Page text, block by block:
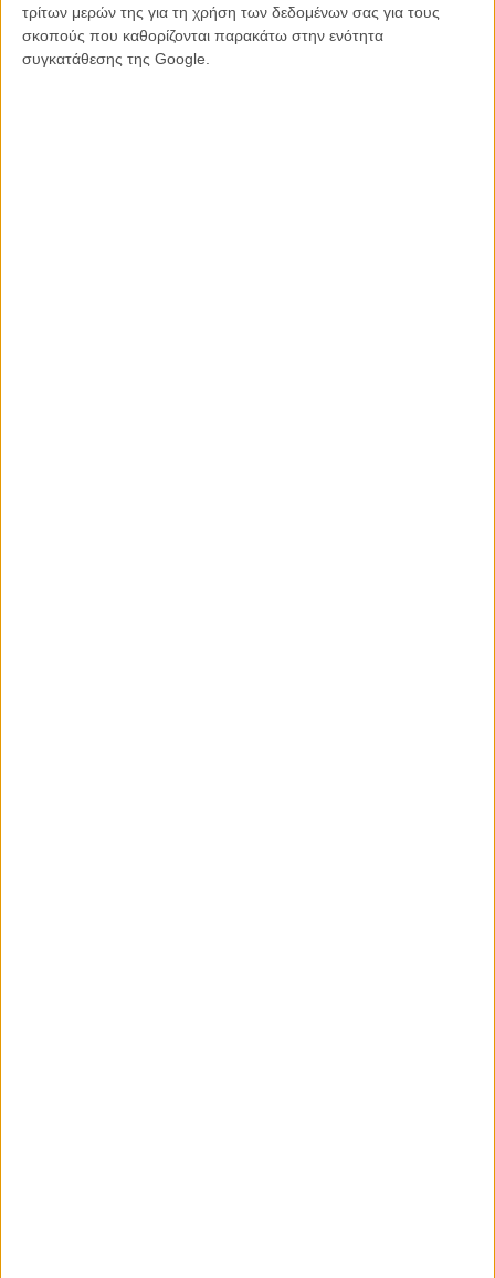
τρίτων μερών της για τη χρήση των δεδομένων σας για τους
σκοπούς που καθορίζονται παρακάτω στην ενότητα
συγκατάθεσης της Google.
Η κάμερα βρίσκεται τρίτος συνοδοιπόρος στο ταξίδι τους, με λήψεις
που αποθεώνουν το τοπίο αλλά και την ευγενική φύση των